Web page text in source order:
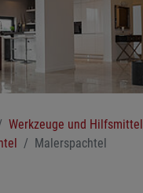
Werkzeuge und Hilfsmittel
Malerspachtel